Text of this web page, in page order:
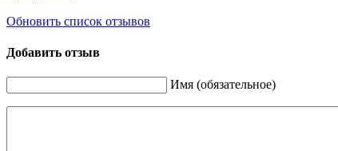
Обновить список отзывов
Добавить отзыв
Имя (обязательное)